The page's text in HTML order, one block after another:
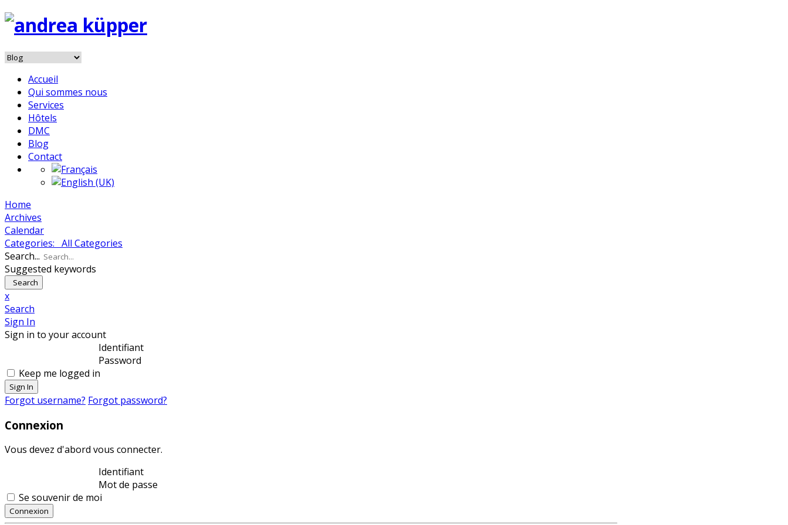
Accueil
Qui sommes nous
Services
Hôtels
DMC
Blog
Contact
Home
Archives
Calendar
Categories: All Categories
Search...
Suggested keywords
Search
x
Search
Sign In
Sign in to your account
Identifiant
Password
Keep me logged in
Sign In
Forgot username? Forgot password?
Connexion
Vous devez d'abord vous connecter.
Identifiant
Mot de passe
Se souvenir de moi
Connexion